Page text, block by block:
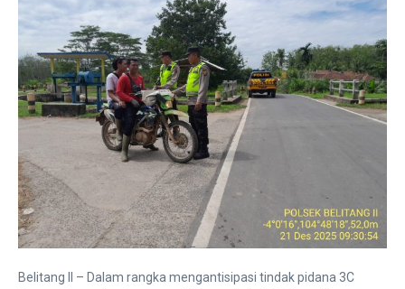
Belitang II – Dalam rangka mengantisipasi tindak pidana 3C